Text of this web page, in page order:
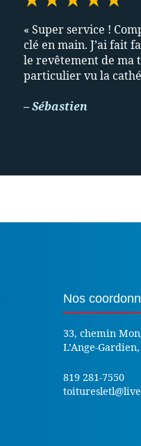
« Super service !
clé en main. J’ai fait
le revêtement de ma
particulier vu la
– Sébastien
Nos
33, chemin
L’Ange-Gardien,
819 281-7550